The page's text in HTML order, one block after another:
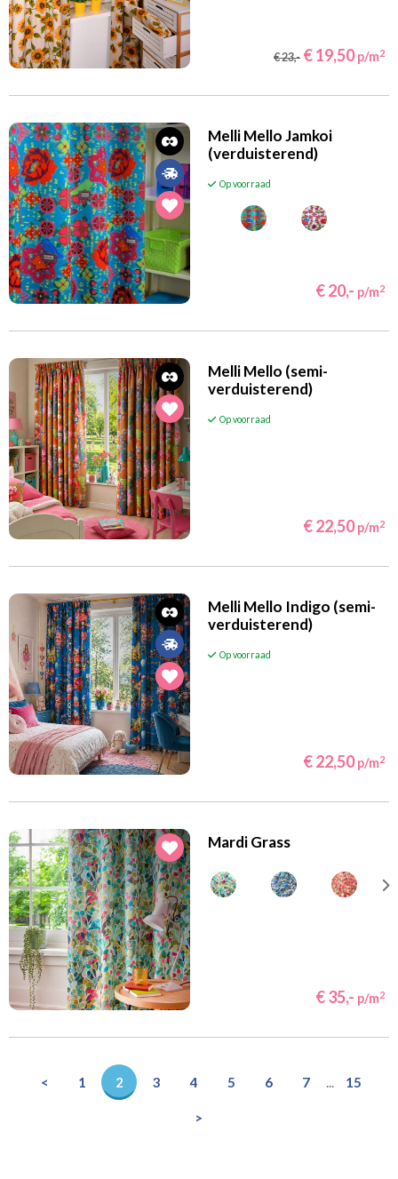
€ 23,- € 19,50 p/m2
Melli Mello Jamkoi
(verduisterend)
Op voorraad
€ 20,- p/m2
Melli Mello (semi-
verduisterend)
Op voorraad
€ 22,50 p/m2
Melli Mello Indigo (semi-
verduisterend)
Op voorraad
€ 22,50 p/m2
Mardi Grass
€ 35,- p/m2
< 1 2 3 4 5 6 7 ... 15
>